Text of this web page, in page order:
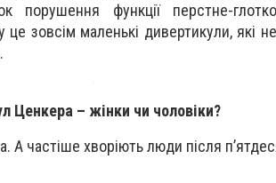
порушення функції перстне-
зовсім маленькі дивертикули, які
Ценкера – жінки чи чоловіки?
частіше хворіють люди після